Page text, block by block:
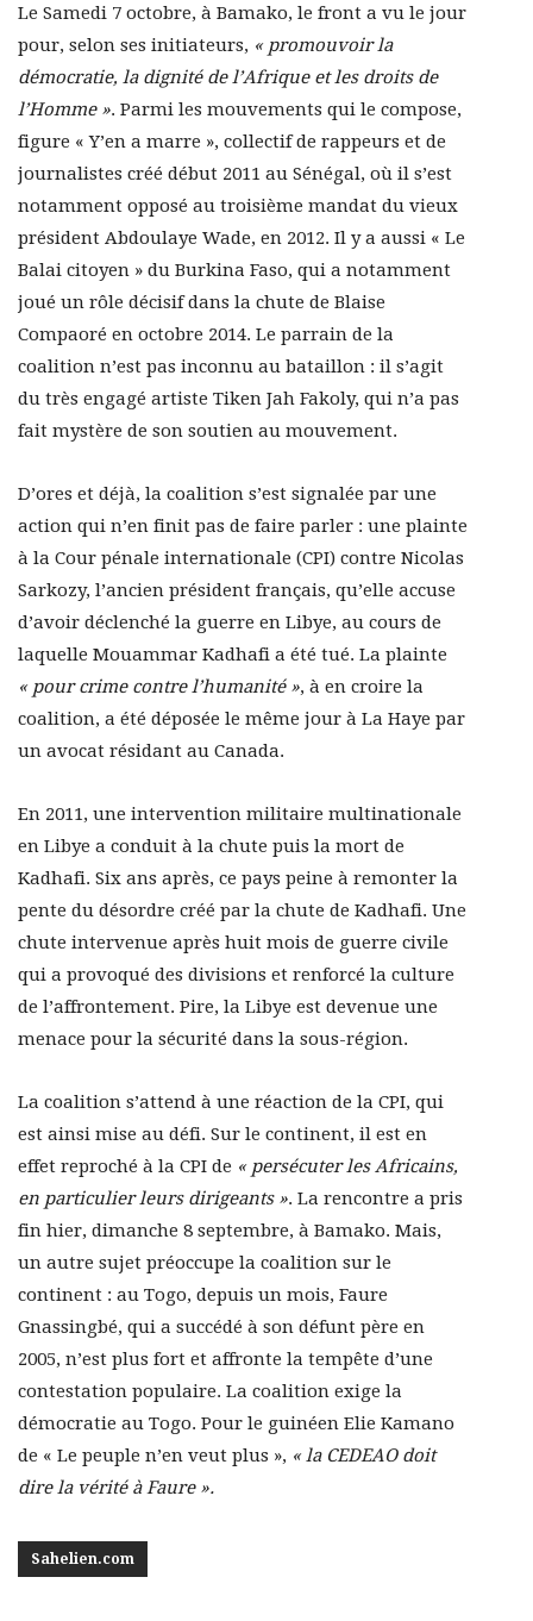
Le Samedi 7 octobre, à Bamako, le front a vu le jour
pour, selon ses initiateurs, « promouvoir la
démocratie, la dignité de l’Afrique et les droits de
l’Homme ». Parmi les mouvements qui le compose,
figure « Y’en a marre », collectif de rappeurs et de
journalistes créé début 2011 au Sénégal, où il s’est
notamment opposé au troisième mandat du vieux
président Abdoulaye Wade, en 2012. Il y a aussi « Le
Balai citoyen » du Burkina Faso, qui a notamment
joué un rôle décisif dans la chute de Blaise
Compaoré en octobre 2014. Le parrain de la
coalition n’est pas inconnu au bataillon : il s’agit
du très engagé artiste Tiken Jah Fakoly, qui n’a pas
fait mystère de son soutien au mouvement.
D’ores et déjà, la coalition s’est signalée par une
action qui n’en finit pas de faire parler : une plainte
à la Cour pénale internationale (CPI) contre Nicolas
Sarkozy, l’ancien président français, qu’elle accuse
d’avoir déclenché la guerre en Libye, au cours de
laquelle Mouammar Kadhafi a été tué. La plainte
« pour crime contre l’humanité », à en croire la
coalition, a été déposée le même jour à La Haye par
un avocat résidant au Canada.
En 2011, une intervention militaire multinationale
en Libye a conduit à la chute puis la mort de
Kadhafi. Six ans après, ce pays peine à remonter la
pente du désordre créé par la chute de Kadhafi. Une
chute intervenue après huit mois de guerre civile
qui a provoqué des divisions et renforcé la culture
de l’affrontement. Pire, la Libye est devenue une
menace pour la sécurité dans la sous-région.
La coalition s’attend à une réaction de la CPI, qui
est ainsi mise au défi. Sur le continent, il est en
effet reproché à la CPI de « persécuter les Africains,
en particulier leurs dirigeants ». La rencontre a pris
fin hier, dimanche 8 septembre, à Bamako. Mais,
un autre sujet préoccupe la coalition sur le
continent : au Togo, depuis un mois, Faure
Gnassingbé, qui a succédé à son défunt père en
2005, n’est plus fort et affronte la tempête d’une
contestation populaire. La coalition exige la
démocratie au Togo. Pour le guinéen Elie Kamano
de « Le peuple n’en veut plus », « la CEDEAO doit
dire la vérité à Faure ».
Sahelien.com